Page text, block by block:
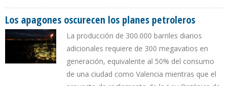
INDIA
Los apagones oscurecen los planes petroleros
La producción de 300.000 barriles diarios
adicionales requiere de 300 megavatios en
generación, equivalente al 50% del consumo
de una ciudad como Valencia mientras que el